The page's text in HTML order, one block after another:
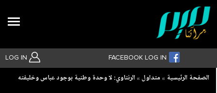
LOG IN FACEBOOK LOG IN
Breadcrumb
الصفحة الرئيسية متداول الرنتاوي: لا وحدة وطنية بوجود عباس وخليفته